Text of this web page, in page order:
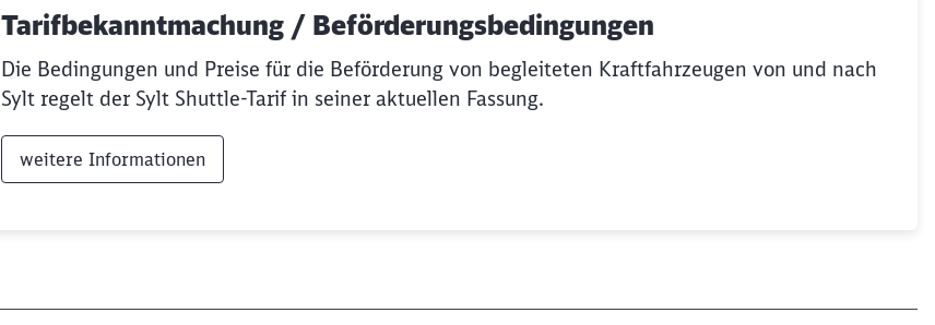
Tarifbekanntmachung / Beförderungsbedingungen
Die Bedingungen und Preise für die Beförderung von begleiteten Kraftfahrzeugen von und nach
Sylt regelt der Sylt Shuttle-Tarif in seiner aktuellen Fassung.
weitere Informationen